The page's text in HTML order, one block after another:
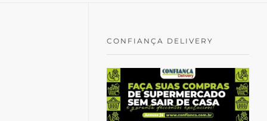
CONFIANÇA DELIVERY